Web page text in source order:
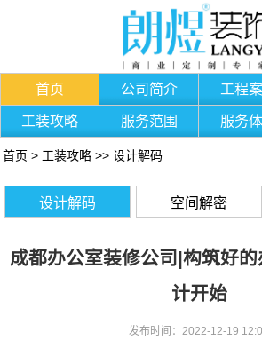
首页 公司简介 工程
工装攻略 服务范围 服务
首页 > 工装攻略 >> 设计解码
设计解码 空间解密
成都办公室装修公司|构筑好
计开始
发布时间：2022-12-19